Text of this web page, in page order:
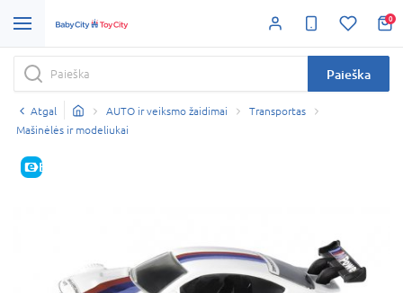
0
Paieška
Atgal AUTO ir veiksmo žaidimai
Transportas
Mašinėlės ir modeliukai
E-KAINA